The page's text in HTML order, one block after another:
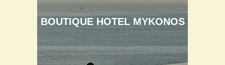
BOUTIQUE HOTEL MYKONOS